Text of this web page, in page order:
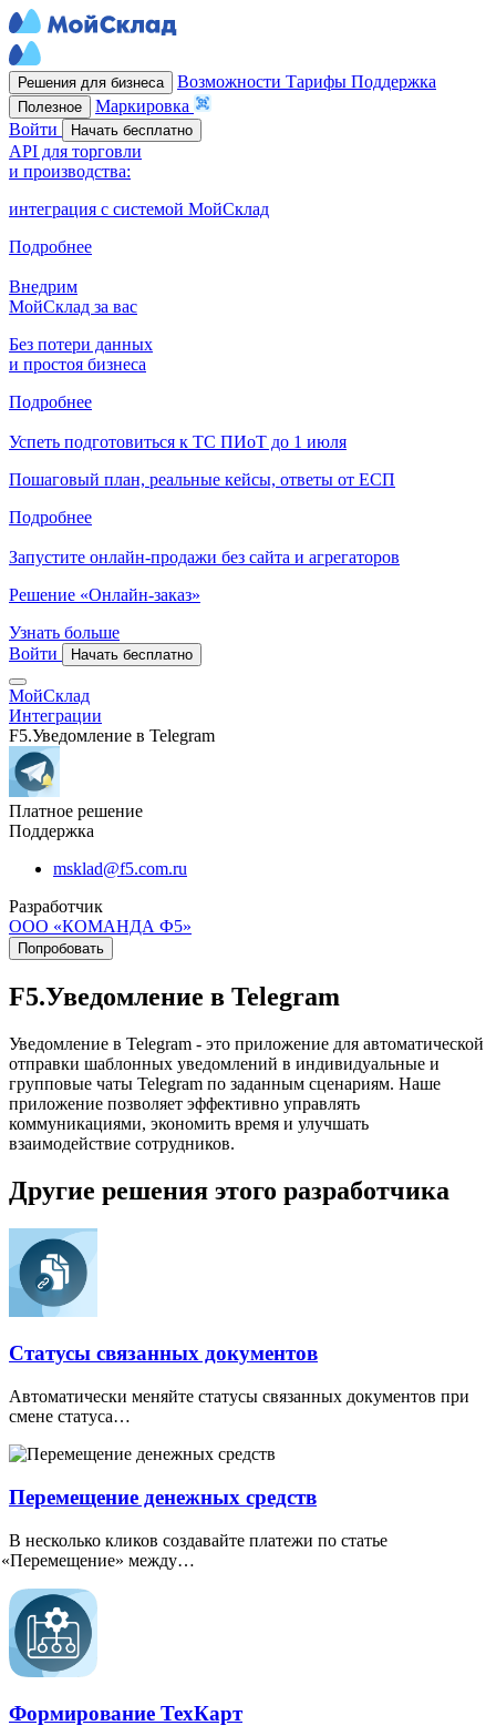
Решения для бизнеса Возможности Тарифы Поддержка
Полезное
Маркировка
Войти
Начать бесплатно
API для торговли
и производства:
интеграция с системой МойСклад
Подробнее
Внедрим
МойСклад за вас
Без потери данных
и простоя бизнеса
Подробнее
Успеть подготовиться к ТС ПИоТ до 1 июля
Пошаговый план, реальные кейсы, ответы от ЕСП
Подробнее
Запустите онлайн-продажи без сайта и агрегаторов
Решение «Онлайн-заказ»
Узнать больше
Войти
Начать бесплатно
МойСклад
Интеграции
F5.Уведомление в Telegram
Платное решение
Поддержка
msklad@f5.com.ru
Разработчик
ООО «КОМАНДА Ф5»
Попробовать
F5.Уведомление в Telegram
Уведомление в Telegram - это приложение для автоматической
отправки шаблонных уведомлений в индивидуальные и
групповые чаты Telegram по заданным сценариям. Наше
приложение позволяет эффективно управлять
коммуникациями, экономить время и улучшать
взаимодействие сотрудников.
Другие решения этого разработчика
Статусы связанных документов
Автоматически меняйте статусы связанных документов при
смене статуса…
Перемещение денежных средств
В несколько кликов создавайте платежи по статье
«Перемещение» между…
Формирование ТехКарт